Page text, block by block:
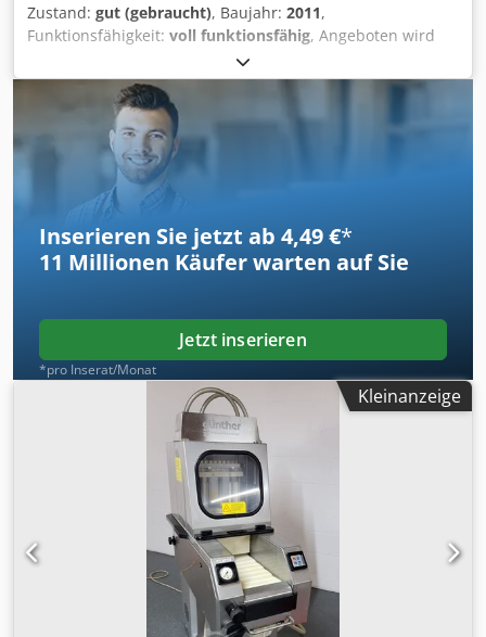
Zustand: gut (gebraucht), Baujahr: 2011,
Funktionsfähigkeit: voll funktionsfähig, Angeboten wird
eine Knochensäge Bandsäge Bizerba FK-32 Bj.2011 Die
Maschine ist voll funktionsfähig. Weiters auf Anfrage.
Dsdpfov Npbqsx Aiaswa Bar oder Vorkasse! Verkauf nur an
Gewerbetreibende , Keine Garantie, keine Gewährleistung.
Inserieren Sie jetzt ab 4,49 €*
11 Millionen Käufer warten auf Sie
Jetzt inserieren
*pro Inserat/Monat
Kleinanzeige